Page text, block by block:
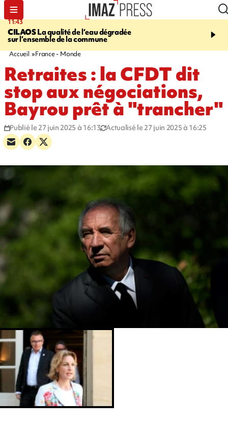
11:43
CILAOSLa qualité de l’eau dégradée
sur l’ensemble de la commune
12:20
Un
grands-parents puis
Accueil France - Monde
Retraites : la CFDT dit
stop aux négociations,
Bayrou prêt à "trancher"
Publié le 27 juin 2025 à 16:13 Actualisé le 27 juin 2025 à 16:25